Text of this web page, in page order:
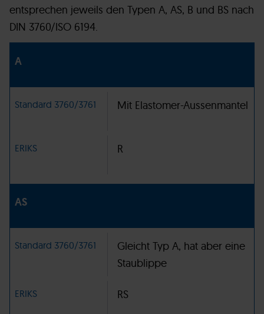
entsprechen jeweils den Typen A, AS, B und BS nach
DIN 3760/ISO 6194.
A
Standard 3760/3761 Mit Elastomer-Aussenmantel
ERIKS R
AS
Standard 3760/3761
Gleicht Typ A, hat aber eine
Staublippe
ERIKS RS